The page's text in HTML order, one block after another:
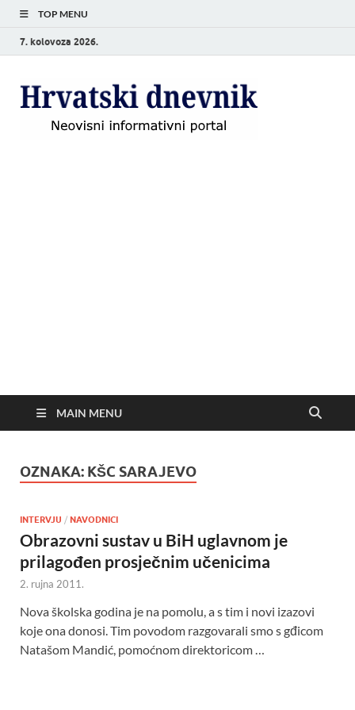
TOP MENU
7. kolovoza 2026.
MAIN MENU
OZNAKA: KŠC SARAJEVO
INTERVJU / NAVODNICI
Obrazovni sustav u BiH uglavnom je
prilagođen prosječnim učenicima
2. rujna 2011.
Nova školska godina je na pomolu, a s tim i novi izazovi
koje ona donosi. Tim povodom razgovarali smo s gđicom
Natašom Mandić, pomoćnom direktoricom …